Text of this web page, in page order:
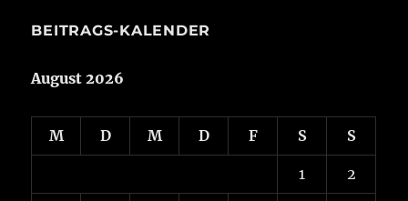
BEITRAGS-KALENDER
August 2026
M D M D F S S
1 2